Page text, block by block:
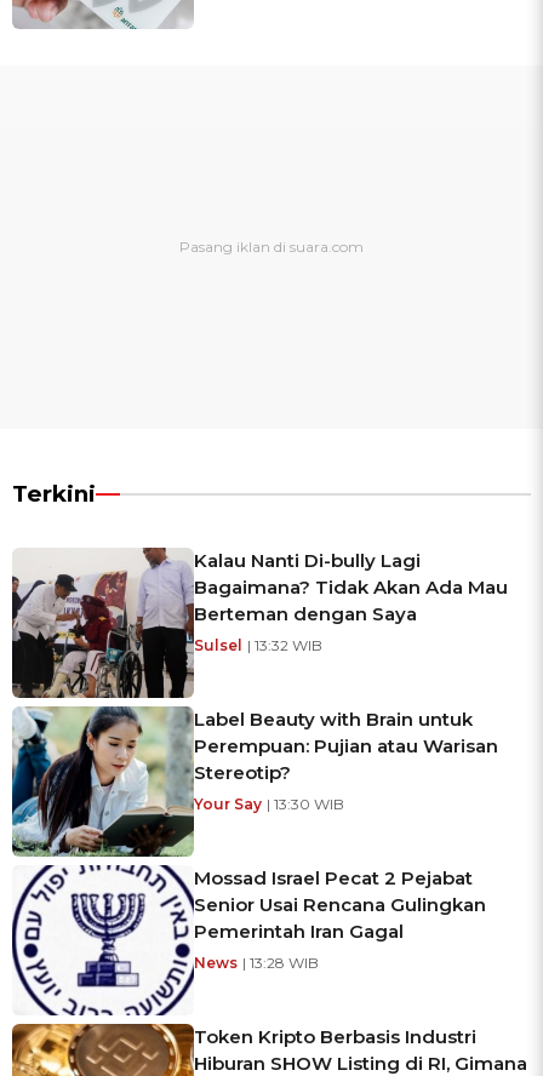
Terkini
Kalau Nanti Di-bully Lagi
Bagaimana? Tidak Akan Ada Mau
Berteman dengan Saya
Sulsel | 13:32 WIB
Label Beauty with Brain untuk
Perempuan: Pujian atau Warisan
Stereotip?
Your Say | 13:30 WIB
Mossad Israel Pecat 2 Pejabat
Senior Usai Rencana Gulingkan
Pemerintah Iran Gagal
News | 13:28 WIB
Token Kripto Berbasis Industri
Hiburan SHOW Listing di RI, Gimana